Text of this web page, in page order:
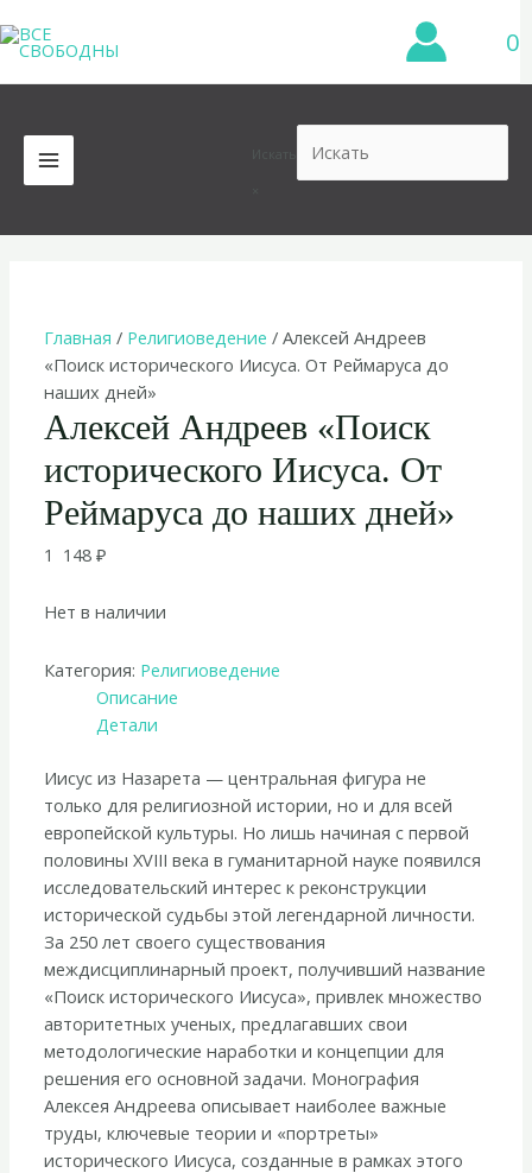
к
содержимому
0
MAIN
MENU
Главная / Религиоведение / Алексей Андреев
«Поиск исторического Иисуса. От Реймаруса до
наших дней»
Алексей Андреев «Поиск
исторического Иисуса. От
Реймаруса до наших дней»
1 148₽
Нет в наличии
Категория: Религиоведение
Описание
Детали
Иисус из Назарета — центральная фигура не
только для религиозной истории, но и для всей
европейской культуры. Но лишь начиная с первой
половины XVIII века в гуманитарной науке появился
исследовательский интерес к реконструкции
исторической судьбы этой легендарной личности.
За 250 лет своего существования
междисциплинарный проект, получивший название
«Поиск исторического Иисуса», привлек множество
авторитетных ученых, предлагавших свои
методологические наработки и концепции для
решения его основной задачи. Монография
Алексея Андреева описывает наиболее важные
труды, ключевые теории и «портреты»
исторического Иисуса, созданные в рамках этого